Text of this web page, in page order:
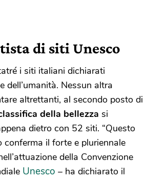
di siti Unesco
i siti italiani dichiarati
dell’umanità. Nessun altra
altrettanti, al secondo posto di
della bellezza si
dietro con 52 siti. “Questo
il forte e pluriennale
della Convenzione
Unesco – ha dichiarato il